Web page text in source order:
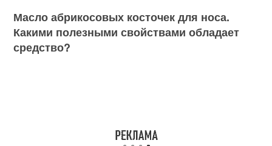
Масло абрикосовых косточек для носа.
Какими полезными свойствами обладает
средство?